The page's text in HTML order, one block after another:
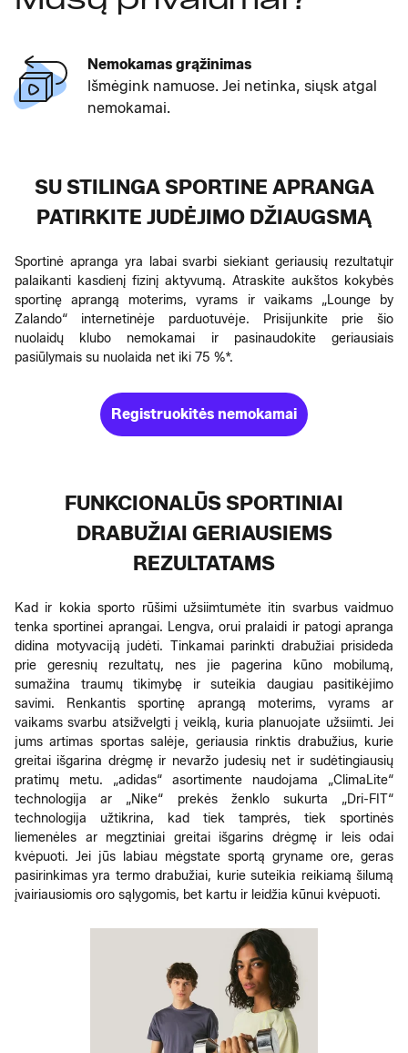
Nemokamas grąžinimas
Išmėgink namuose. Jei netinka, siųsk atgal
nemokamai.
SU STILINGA SPORTINE APRANGA
PATIRKITE JUDĖJIMO DŽIAUGSMĄ
Sportinė apranga yra labai svarbi siekiant geriausių rezultatųir
palaikanti kasdienį fizinį aktyvumą. Atraskite aukštos kokybės
sportinę aprangą moterims, vyrams ir vaikams „Lounge by
Zalando“ internetinėje parduotuvėje. Prisijunkite prie šio
nuolaidų klubo nemokamai ir pasinaudokite geriausiais
pasiūlymais su nuolaida net iki 75 %*.
Registruokitės nemokamai
FUNKCIONALŪS SPORTINIAI
DRABUŽIAI GERIAUSIEMS
REZULTATAMS
Kad ir kokia sporto rūšimi užsiimtumėte itin svarbus vaidmuo
tenka sportinei aprangai. Lengva, orui pralaidi ir patogi apranga
didina motyvaciją judėti. Tinkamai parinkti drabužiai prisideda
prie geresnių rezultatų, nes jie pagerina kūno mobilumą,
sumažina traumų tikimybę ir suteikia daugiau pasitikėjimo
savimi. Renkantis sportinę aprangą moterims, vyrams ar
vaikams svarbu atsižvelgti į veiklą, kuria planuojate užsiimti. Jei
jums artimas sportas salėje, geriausia rinktis drabužius, kurie
greitai išgarina drėgmę ir nevaržo judesių net ir sudėtingiausių
pratimų metu. „adidas“ asortimente naudojama „ClimaLite“
technologija ar „Nike“ prekės ženklo sukurta „Dri-FIT“
technologija užtikrina, kad tiek tamprės, tiek sportinės
liemenėles ar megztiniai greitai išgarins drėgmę ir leis odai
kvėpuoti. Jei jūs labiau mėgstate sportą gryname ore, geras
pasirinkimas yra termo drabužiai, kurie suteikia reikiamą šilumą
įvairiausiomis oro sąlygomis, bet kartu ir leidžia kūnui kvėpuoti.